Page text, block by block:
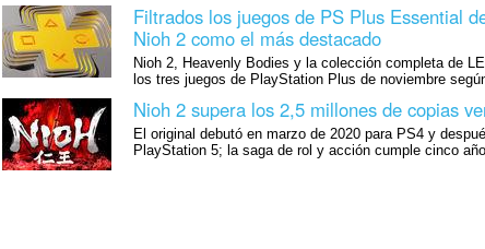
Filtrados los juegos de PS Plus Essential
Nioh 2 como el más destacado
Nioh 2, Heavenly Bodies y la colección completa de
los tres juegos de PlayStation Plus de noviembre
Nioh 2 supera los 2,5 millones de copias
El original debutó en marzo de 2020 para PS4 y
PlayStation 5; la saga de rol y acción cumple cinco